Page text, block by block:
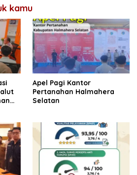
kamu
Apel Pagi Kantor
Pertanahan Halmahera
Selatan